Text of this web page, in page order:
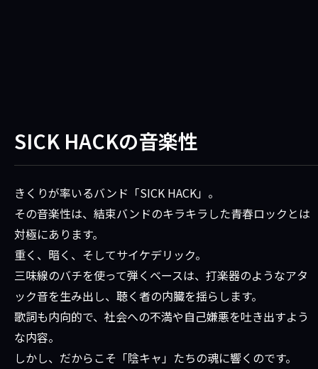
SICK HACKの音楽性
きくりが率いるバンド「SICK HACK」。
その音楽性は、結束バンドのキラキラした青春ロックとは
対極にあります。
重く、暗く、そしてサイケデリック。
三味線のバチを使って弾くベースは、打楽器のようなアタ
ック音を生み出し、聴く者の内臓を揺らします。
歌詞も内向的で、社会への不満や自己嫌悪を吐き出すよう
な内容。
しかし、だからこそ「陰キャ」たちの魂に響くのです。